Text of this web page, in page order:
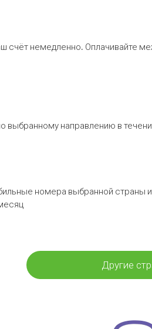
счёт немедленно. Оплачивайте
выбранному направлению в
номера выбранной страны
Другие